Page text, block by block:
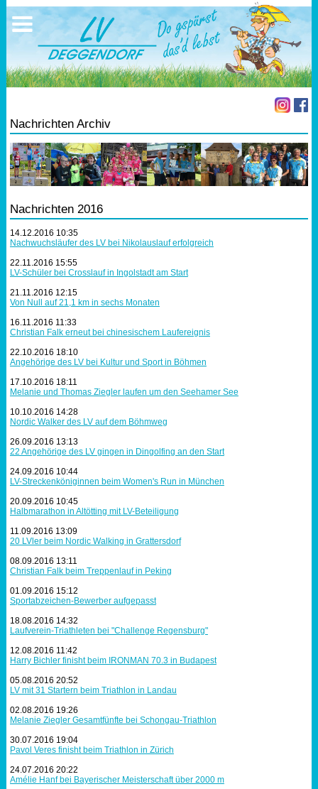
Nachrichten Archiv
Nachrichten 2016
14.12.2016 10:35
Nachwuchsläufer des LV bei Nikolauslauf erfolgreich
22.11.2016 15:55
LV-Schüler bei Crosslauf in Ingolstadt am Start
21.11.2016 12:15
Von Null auf 21,1 km in sechs Monaten
16.11.2016 11:33
Christian Falk erneut bei chinesischem Laufereignis
22.10.2016 18:10
Angehörige des LV bei Kultur und Sport in Böhmen
17.10.2016 18:11
Melanie und Thomas Ziegler laufen um den Seehamer See
10.10.2016 14:28
Nordic Walker des LV auf dem Böhmweg
26.09.2016 13:13
22 Angehörige des LV gingen in Dingolfing an den Start
24.09.2016 10:44
LV-Streckenköniginnen beim Women's Run in München
20.09.2016 10:45
Halbmarathon in Altötting mit LV-Beteiligung
11.09.2016 13:09
20 LVler beim Nordic Walking in Grattersdorf
08.09.2016 13:11
Christian Falk beim Treppenlauf in Peking
01.09.2016 15:12
Sportabzeichen-Bewerber aufgepasst
18.08.2016 14:32
Laufverein-Triathleten bei "Challenge Regensburg"
12.08.2016 11:42
Harry Bichler finisht beim IRONMAN 70.3 in Budapest
05.08.2016 20:52
LV mit 31 Startern beim Triathlon in Landau
02.08.2016 19:26
Melanie Ziegler Gesamtfünfte bei Schongau-Triathlon
30.07.2016 19:04
Pavol Veres finisht beim Triathlon in Zürich
24.07.2016 20:22
Amélie Hanf bei Bayerischer Meisterschaft über 2000 m
Sportangebote
Trainingszeiten
Laufen
Lauf 10
Triathlon
Schwimmen
Orientierungslauf
Nachwuchsförderung
Sportabzeichen
Ausschreibungen
17.05.2026 Triathlon
Ergebnisse
Ergebnisse
Mitgliedschaft
Vereinskleidung
Vorstandschaft
Übungs- Gruppenleiter
SEPA Info
Bankverbindung